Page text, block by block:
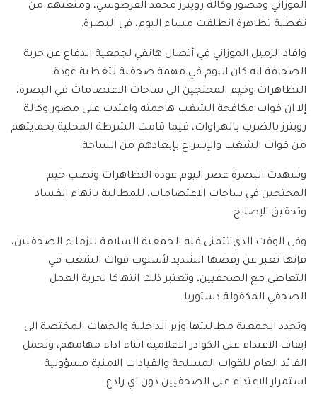
الموزاني ومصور وكالة رويترز محمد الفرطوسي، ومنعتهم من
تغطية تظاهرة انطلقت مساء اليوم، في البصرة.
وافاد الزميل الموزاني في أتصال هاتفي لجمعية الدفاع عن حرية
الصحافة انه كان اليوم في مهمة صحفية لتغطية عودة
التظاهرات وخيم المحتجين الى ساحات الاعتصامات في البصرة،
إلا ان قوات مكافحة الشغب هاجمته واعتدت على مصور وكالة
رويترز بالضرب بالهراوات، فيما قامت الشرطة المحلية بحمايتهم
من قوات الشغب والإسراع بإبعادهم من الساحة.
وشهدت البصرة عصر اليوم عودة التظاهرات ونصب خيم
المحتجين في ساحات الاعتصامات، للمطالبة بانهاء الفساد
وتحقيق الإصلاح.
وفي الوقت الذي تتمنى فيه الجمعية السلامة للزملاء الصحفيين،
فإنها تعبر عن رفضها الشديد لأسلوب قوات الشغب في
التعاطي مع الصحفيين، وتعتبر ذلك انتهاكا لحرية العمل
الصحفي المكفولة دستوريا.
وتجدد الجمعية مطالبتها وزير الداخلية والجهات المختصة الى
ايقاف الاعتداء على الكوادر الاعلامية اثناء اداء مهامهم، وتحمل
القائد العام للقوات المسلحة والقيادات الامنية مسؤولية
استمرار الاعتداء على الصحفيين دون اي رادع.